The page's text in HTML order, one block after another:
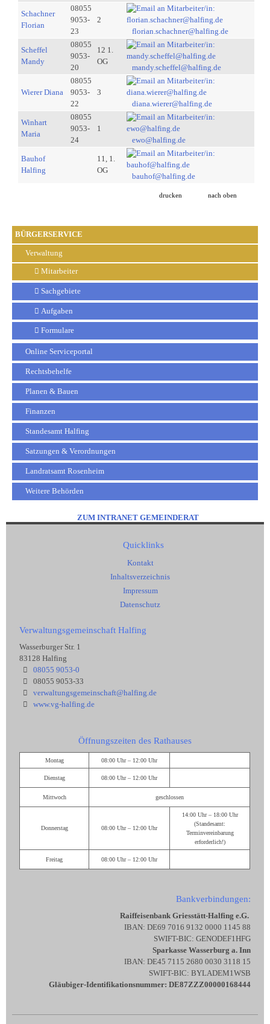
BÜRGERSERVICE
Verwaltung
Mitarbeiter
Sachgebiete
Aufgaben
Formulare
Online Serviceportal
Rechtsbehelfe
Planen & Bauen
Finanzen
Standesamt Halfing
Satzungen & Verordnungen
Landratsamt Rosenheim
Weitere Behörden
Schachner
Florian
08055
9053-
23
2
florian.schachner@halfing.de
Scheffel
Mandy
08055
9053-
20
12 1.
OG
mandy.scheffel@halfing.de
Wierer Diana
08055
9053-
22
3
diana.wierer@halfing.de
Winhart
Maria
08055
9053-
24
1
ewo@halfing.de
Bauhof
Halfing
11, 1.
OG
bauhof@halfing.de
drucken nach oben
ZUM INTRANET GEMEINDERAT
Quicklinks
Kontakt
Inhaltsverzeichnis
Impressum
Datenschutz
Verwaltungsgemeinschaft Halfing
Wasserburger Str. 1
83128 Halfing
08055 9053-0
08055 9053-33
verwaltungsgemeinschaft@halfing.de
www.vg-halfing.de
Öffnungszeiten des Rathauses
Montag 08:00 Uhr – 12:00 Uhr
Dienstag 08:00 Uhr – 12:00 Uhr
Mittwoch geschlossen
Donnerstag 08:00 Uhr – 12:00 Uhr
14:00 Uhr – 18:00 Uhr
(Standesamt:
Terminvereinbarung
erforderlich!)
Freitag 08:00 Uhr – 12:00 Uhr
Bankverbindungen:
Raiffeisenbank Griesstätt-Halfing e.G.
IBAN: DE69 7016 9132 0000 1145 88
SWIFT-BIC: GENODEF1HFG
Sparkasse Wasserburg a. Inn
IBAN: DE45 7115 2680 0030 3118 15
SWIFT-BIC: BYLADEM1WSB
Gläubiger-Identifikationsnummer: DE87ZZZ00000168444